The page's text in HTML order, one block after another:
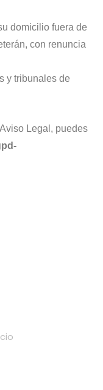
domicilio fuera de
con renuncia
y tribunales de
Legal, puedes